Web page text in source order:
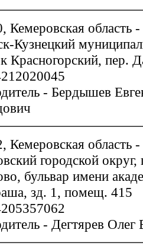
Кемеровская область -
Кузнецкий
Красногорский, пер.
- Бердышев
Кемеровская область -
городской округ,
бульвар имени
зд. 1, помещ. 415
- Дегтярев